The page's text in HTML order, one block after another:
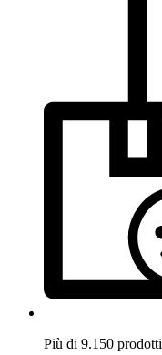
Più di 9.150 prodotti